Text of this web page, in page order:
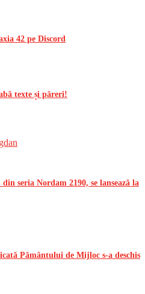
42 pe Discord
texte și păreri!
seria Nordam 2190, se lansează la
Pământului de Mijloc s-a deschis